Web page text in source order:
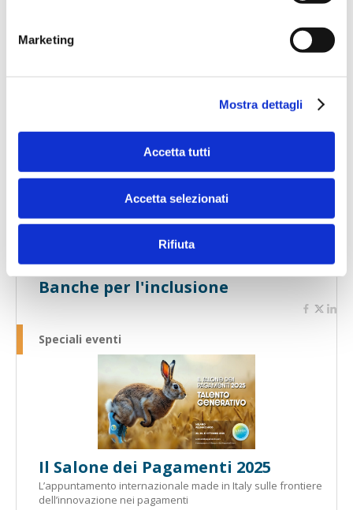
Marketing
Mostra dettagli
Accetta tutti
Accetta selezionati
Rifiuta
Banche per l'inclusione
Speciali eventi
Il Salone dei Pagamenti 2025
L’appuntamento internazionale made in Italy sulle frontiere
dell’innovazione nei pagamenti